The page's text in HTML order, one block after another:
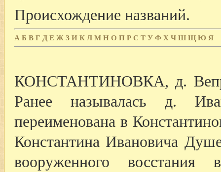
Происхождение названий.
А Б В Г Д Е Ж З И К Л М Н О П Р С Т У Ф Х Ч Ш Щ Ю Я
КОНСТАНТИНОВКА, д.
Ранее называлась д.
переименована в
Константина Ивановича
вооруженного восстания